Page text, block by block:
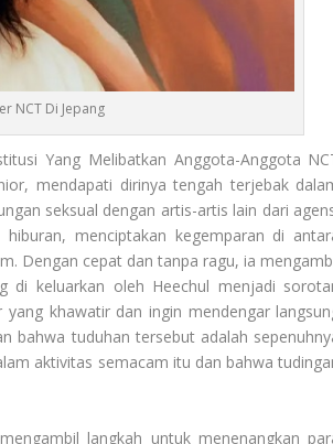
NCT Di Jepang
Yang Melibatkan Anggota-Anggota
mendapati dirinya tengah terjebak
seksual dengan artis-artis lain dari
menciptakan kegemparan di
Dengan cepat dan tanpa ragu, ia
di keluarkan oleh Heechul menjadi
khawatir dan ingin mendengar
bahwa tuduhan tersebut adalah
aktivitas semacam itu dan bahwa
langkah untuk menenangkan